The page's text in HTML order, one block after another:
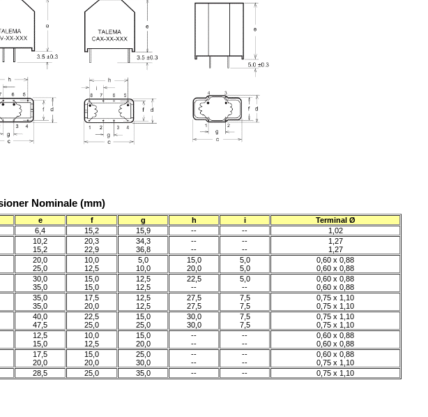
Nominale (mm)
e f g h i
Terminal Ø
6,4 15,2 15,9 -- --
1,02
10,2
15,2
20,3
22,9
34,3
36,8
--
--
--
--
1,27
1,27
20,0
25,0
10,0
12,5
5,0
10,0
15,0
20,0
5,0
5,0
0,60 x 0,88
0,60 x 0,88
30,0
35,0
15,0
15,0
12,5
12,5
22,5
--
5,0
--
0,60 x 0,88
0,60 x 0,88
35,0
35,0
17,5
20,0
12,5
12,5
27,5
27,5
7,5
7,5
0,75 x 1,10
0,75 x 1,10
40,0
47,5
22,5
25,0
15,0
25,0
30,0
30,0
7,5
7,5
0,75 x 1,10
0,75 x 1,10
12,5
15,0
10,0
12,5
15,0
20,0
--
--
--
--
0,60 x 0,88
0,60 x 0,88
17,5
20,0
15,0
20,0
25,0
30,0
--
--
--
--
0,60 x 0,88
0,75 x 1,10
28,5 25,0 35,0 -- -- 0,75 x 1,10